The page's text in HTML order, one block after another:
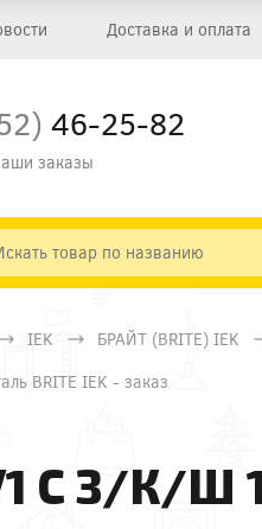
Доставка и оплата
46-25-82
заказы
IEK БРАЙТ (BRITE) IEK
BRITE IEK - заказ
С З/К/Ш